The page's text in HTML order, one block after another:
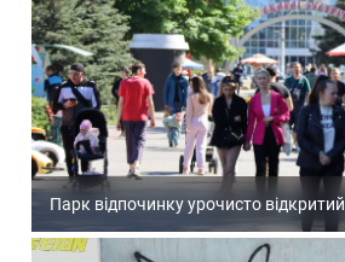
Парк відпочинку урочисто відкритий